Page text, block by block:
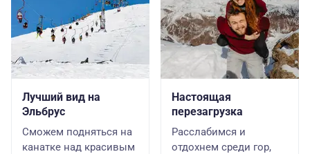
Лучший вид на
Эльбрус
Сможем подняться на
канатке над красивым
Настоящая
перезагрузка
Расслабимся и
отдохнем среди гор,